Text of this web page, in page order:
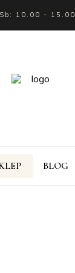
10.00 - 15.00
BLOG